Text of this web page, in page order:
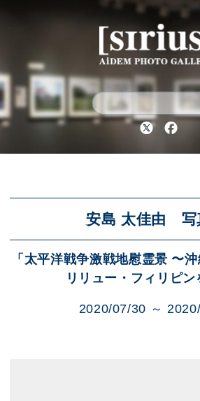
Twitter
安島 太佳由 写
「太平洋戦争激戦地慰霊景 〜
リリュー・フィリピン
2020/07/30 ～
シリウスについて
展示スケジュール
ブログ
展示のお申し込み